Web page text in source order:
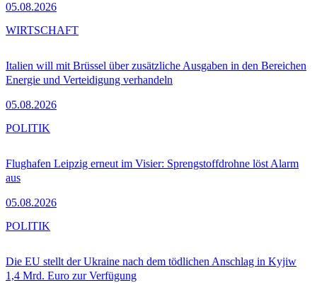
05.08.2026
Italien will mit Brüssel über zusätzliche Ausgaben in den Bereichen
Energie und Verteidigung verhandeln
05.08.2026
WIRTSCHAFT
Flughafen Leipzig erneut im Visier: Sprengstoffdrohne löst Alarm
aus
05.08.2026
POLITIK
Die EU stellt der Ukraine nach dem tödlichen Anschlag in Kyjiw
1,4 Mrd. Euro zur Verfügung
POLITIK